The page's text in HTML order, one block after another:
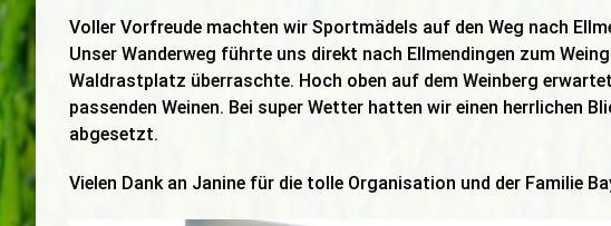
Voller Vorfreude machten wir Sportmädels auf den Weg nach
Unser Wanderweg führte uns direkt nach Ellmendingen zum
Waldrastplatz überraschte. Hoch oben auf dem Weinberg
passenden Weinen. Bei super Wetter hatten wir einen herrlichen
abgesetzt.
Vielen Dank an Janine für die tolle Organisation und der Familie